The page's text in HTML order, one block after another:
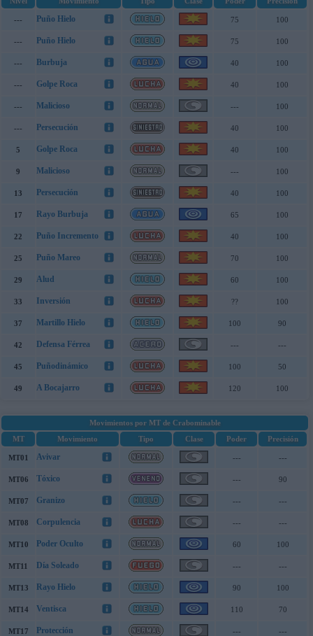
--- Puño Hielo 75 100
--- Puño Hielo 75 100
--- Burbuja 40 100
--- Golpe Roca 40 100
--- Malicioso --- 100
--- Persecución 40 100
5 Golpe Roca 40 100
9 Malicioso --- 100
13 Persecución 40 100
17 Rayo Burbuja 65 100
22 Puño Incremento 40 100
25 Puño Mareo 70 100
29 Alud 60 100
33 Inversión ?? 100
37 Martillo Hielo 100 90
42 Defensa Férrea --- ---
45 Puñodinámico 100 50
49 A Bocajarro 120 100
Movimientos por MT de Crabominable
MT
Movimiento Tipo Clase Poder Precisión
MT01 Avivar --- ---
MT06 Tóxico --- 90
MT07 Granizo --- ---
MT08 Corpulencia --- ---
MT10 Poder Oculto 60 100
MT11 Día Soleado --- ---
MT13 Rayo Hielo 90 100
MT14 Ventisca 110 70
MT17 Protección --- ---